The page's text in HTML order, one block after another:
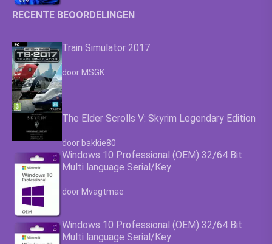
RECENTE BEOORDELINGEN
Train Simulator 2017
Waardering
door MSGK
The Elder Scrolls V: Skyrim Legendary Edition
Waardering4.63
door bakkie80
Windows 10 Professional (OEM) 32/64 Bit
Multi language Serial/Key
Waardering4.63
door Mvagtmae
Windows 10 Professional (OEM) 32/64 Bit
Multi language Serial/Key